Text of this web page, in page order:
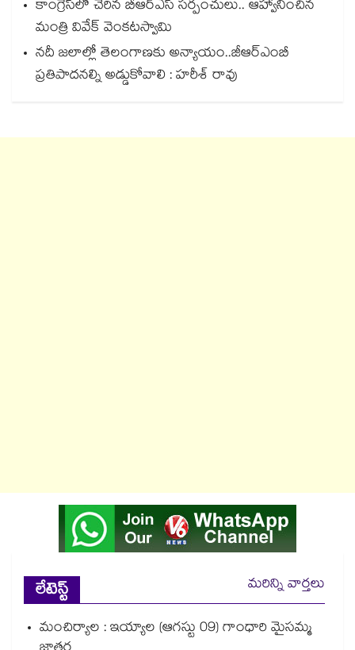
కాంగ్రెస్‌‌‌‌లో చేరిన బీఆర్ఎస్ సర్పంచులు.. ఆహ్వానించిన
మంత్రి వివేక్ వెంకటస్వామి
నదీ జలాల్లో తెలంగాణకు అన్యాయం..జీఆర్ఎంబీ
ప్రతిపాదనల్ని అడ్డుకోవాలి : హరీశ్ రావు
లేటెస్ట్
మరిన్ని వార్తలు
మంచిర్యాల : ఇయ్యాల (ఆగస్టు 09) గాంధారి మైసమ్మ